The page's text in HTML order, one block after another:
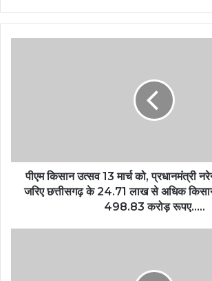
पीएम किसान उत्सव 13 मार्च को, प्रधानमंत्री
जरिए छत्तीसगढ़ के 24.71 लाख से अधिक
498.83 करोड़ रूपए…..